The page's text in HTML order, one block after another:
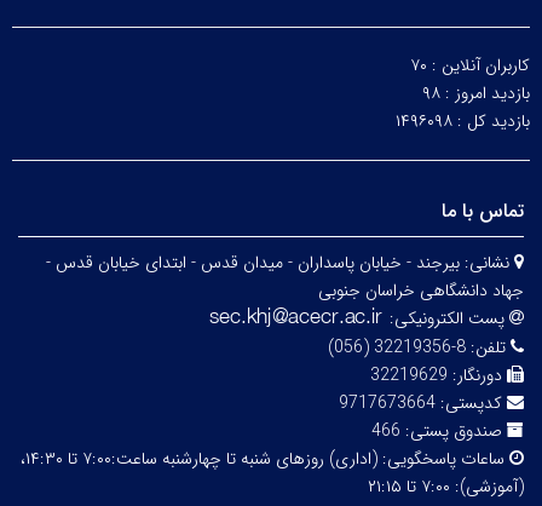
کاربران آنلاین : ۷۰
بازدید امروز : ۹۸
بازدید کل : ۱۴۹۶۰۹۸
تماس با ما
نشانی: بیرجند - خیابان پاسداران - میدان قدس - ابتدای خیابان قدس -
جهاد دانشگاهی خراسان جنوبی
پست الکترونیکی:
تلفن: 8-32219356 (056)
دورنگار: 32219629
کدپستی: 9717673664
صندوق پستی: 466
ساعات پاسخگویی:
(اداری) روزهای شنبه تا چهارشنبه ساعت:۷:۰۰ تا ۱۴:۳۰،
(آموزشی): ۷:۰۰ تا ۲۱:۱۵